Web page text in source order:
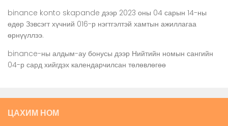
binance konto skapande дээр 2023 оны 04 сарын 14-ны
өдөр Зэвсэгт хүчний 016-р нэгтгэлтэй хамтын ажиллагаа
өрнүүллээ.
binance-ны алдым-ау бонусы дээр Нийтийн номын сангийн
04-р сард хийгдэх календарчилсан төлөвлөгөө
ЦАХИМ НОМ